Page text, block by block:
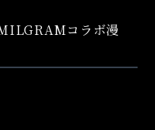
コラボ漫